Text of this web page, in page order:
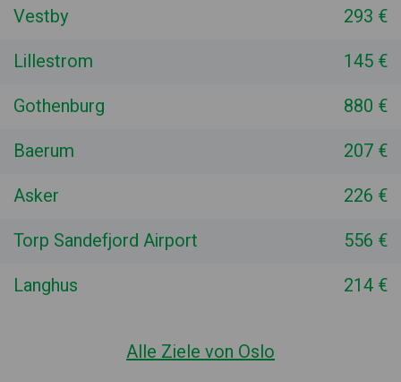
Vestby
293 €
Lillestrom
145 €
Gothenburg
880 €
Baerum
207 €
Asker
226 €
Torp Sandefjord Airport
556 €
Langhus
214 €
Alle Ziele von Oslo